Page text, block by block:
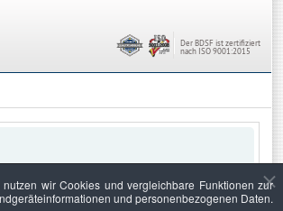
Der BDSF ist zertifiziert
nach ISO 9001:2015
wir Cookies und vergleichbare Funktionen zur
und personenbezogenen Daten.